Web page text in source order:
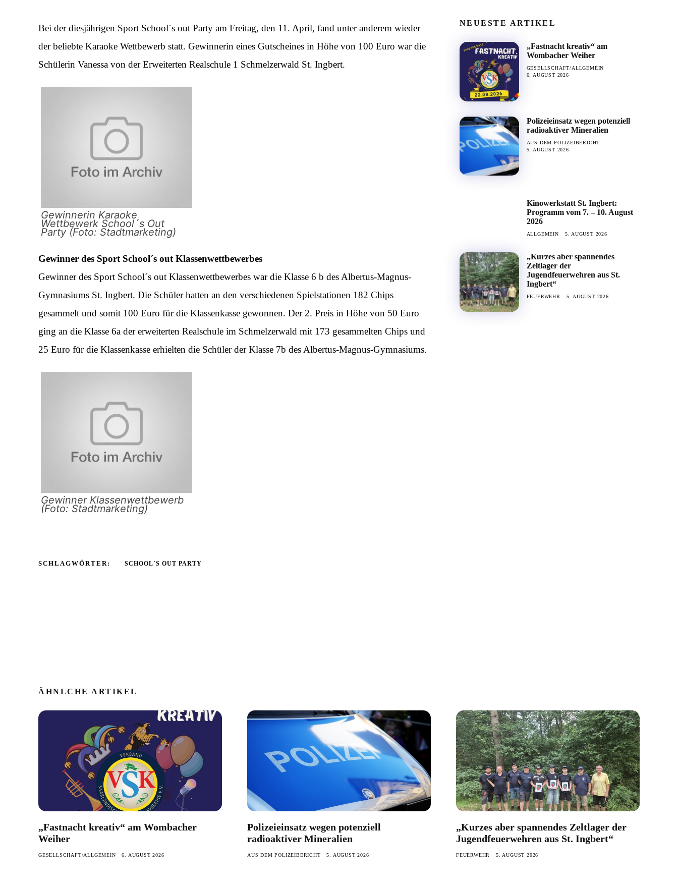
Bei der diesjährigen Sport School´s out Party am Freitag, den 11. April, fand unter anderem wieder
der beliebte Karaoke Wettbewerb statt. Gewinnerin eines Gutscheines in Höhe von 100 Euro war die
Schülerin Vanessa von der Erweiterten Realschule 1 Schmelzerwald St. Ingbert.
Gewinnerin Karaoke
Wettbewerk School´s Out
Party (Foto: Stadtmarketing)
Gewinner des Sport School´s out Klassenwettbewerbes
Gewinner des Sport School´s out Klassenwettbewerbes war die Klasse 6 b des Albertus-Magnus-
Gymnasiums St. Ingbert. Die Schüler hatten an den verschiedenen Spielstationen 182 Chips
gesammelt und somit 100 Euro für die Klassenkasse gewonnen. Der 2. Preis in Höhe von 50 Euro
ging an die Klasse 6a der erweiterten Realschule im Schmelzerwald mit 173 gesammelten Chips und
25 Euro für die Klassenkasse erhielten die Schüler der Klasse 7b des Albertus-Magnus-Gymnasiums.
Gewinner Klassenwettbewerb
(Foto: Stadtmarketing)
SCHLAGWÖRTER: SCHOOL´S OUT PARTY
NEUESTE ARTIKEL
„Fastnacht kreativ“ am
Wombacher Weiher
GESELLSCHAFT/ALLGEMEIN
6. AUGUST 2026
Polizeieinsatz wegen potenziell
radioaktiver Mineralien
AUS DEM POLIZEIBERICHT
5. AUGUST 2026
Kinowerkstatt St. Ingbert:
Programm vom 7. – 10. August
2026
ALLGEMEIN 5. AUGUST 2026
„Kurzes aber spannendes
Zeltlager der
Jugendfeuerwehren aus St.
Ingbert“
FEUERWEHR 5. AUGUST 2026
ÄHNLCHE ARTIKEL
„Fastnacht kreativ“ am Wombacher
Weiher
GESELLSCHAFT/ALLGEMEIN 6. AUGUST 2026
Polizeieinsatz wegen potenziell
radioaktiver Mineralien
AUS DEM POLIZEIBERICHT 5. AUGUST 2026
„Kurzes aber spannendes Zeltlager der
Jugendfeuerwehren aus St. Ingbert“
FEUERWEHR 5. AUGUST 2026